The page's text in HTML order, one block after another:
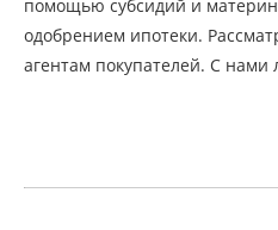
помощью субсидий и
одобрением ипотеки.
агентам покупателей. С нами